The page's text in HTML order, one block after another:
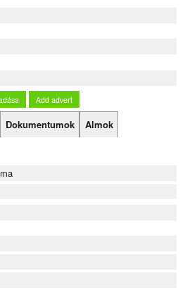
Add advert
Dokumentumok
Almok